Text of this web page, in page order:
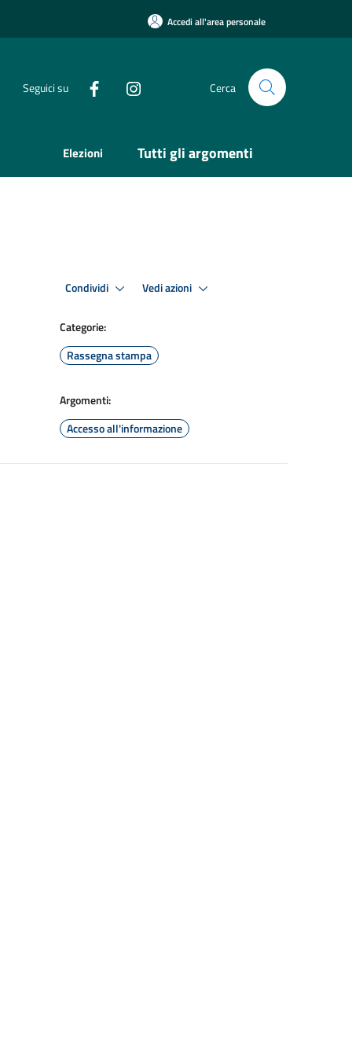
Accedi all'area personale
Seguici su Cerca
Elezioni Tutti gli argomenti
Condividi Vedi azioni
Categorie:
Rassegna stampa
Argomenti:
Accesso all'informazione